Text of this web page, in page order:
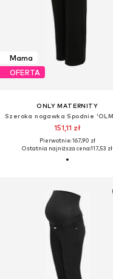
Mama
OFERTA
ONLY MATERNITY
151,11 zł
Pierwotnie: 167,90 zł
Ostatnia najniższa cena:117,53 zł